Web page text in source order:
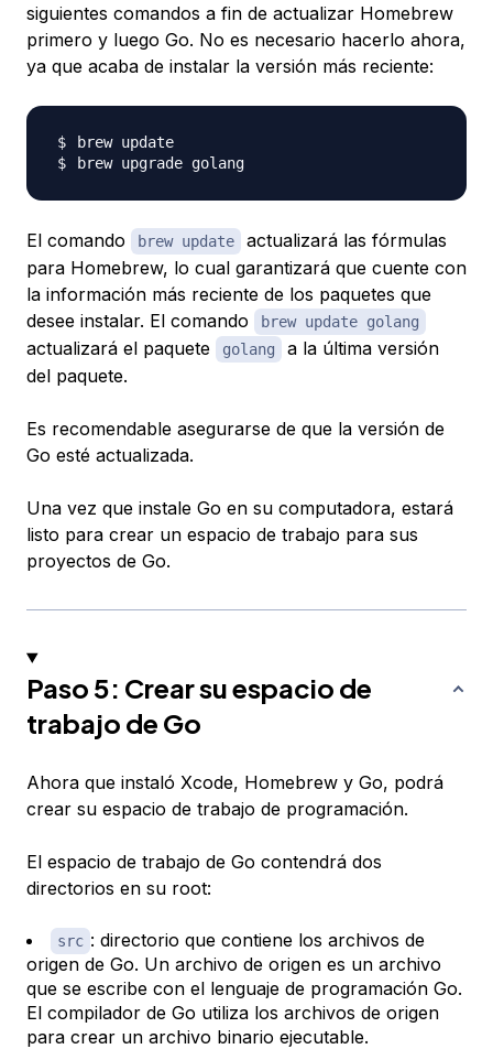
siguientes comandos a fin de actualizar Homebrew
primero y luego Go. No es necesario hacerlo ahora,
ya que acaba de instalar la versión más reciente:
El comando brew update
actualizará las fórmulas
para Homebrew, lo cual garantizará que cuente con
la información más reciente de los paquetes que
desee instalar. El comando
brew update golang
actualizará el paquete golang
a la última versión
del paquete.
Es recomendable asegurarse de que la versión de
Go esté actualizada.
Una vez que instale Go en su computadora, estará
listo para crear un espacio de trabajo para sus
proyectos de Go.
Paso 5: Crear su espacio de
trabajo de Go
Ahora que instaló Xcode, Homebrew y Go, podrá
crear su espacio de trabajo de programación.
El espacio de trabajo de Go contendrá dos
directorios en su root:
src : directorio que contiene los archivos de
origen de Go. Un archivo de origen es un archivo
que se escribe con el lenguaje de programación Go.
El compilador de Go utiliza los archivos de origen
para crear un archivo binario ejecutable.